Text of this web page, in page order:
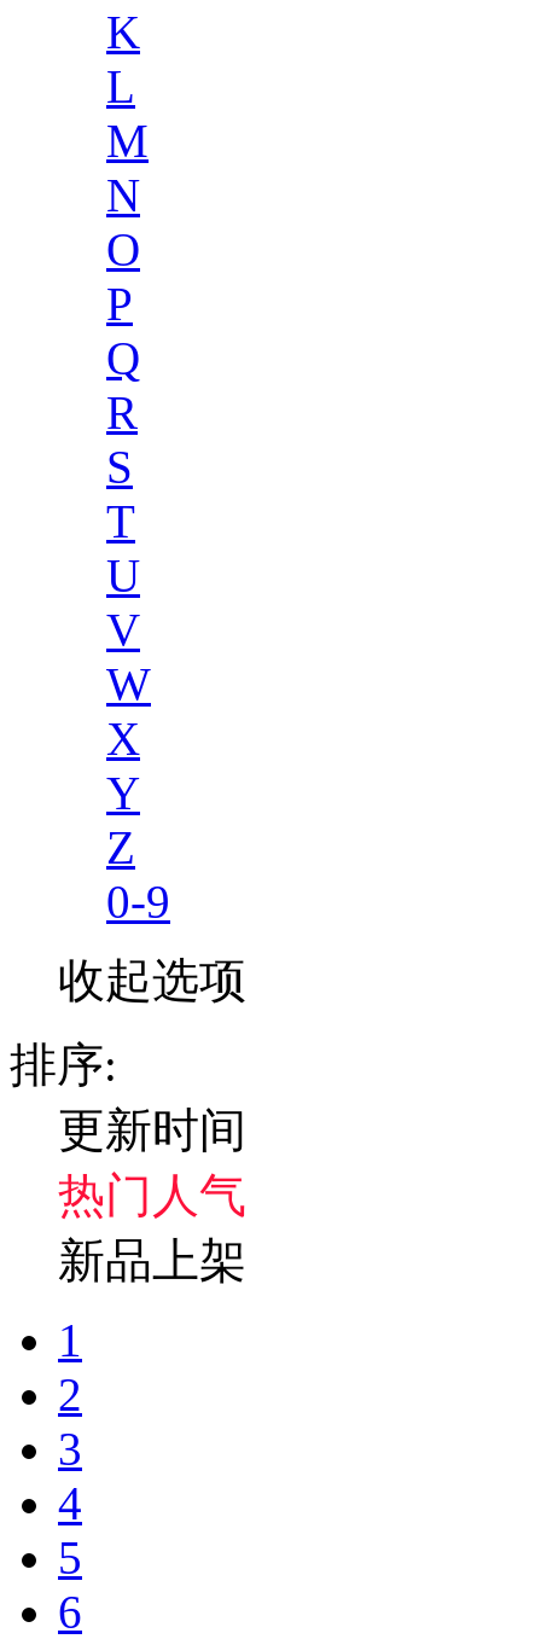
K
L
M
N
O
P
Q
R
S
T
U
V
W
X
Y
Z
0-9
收起选项
排序:
更新时间
热门人气
新品上架
1
2
3
4
5
6